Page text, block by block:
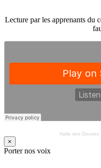
Lecture par les apprenants du
Halle des Douves·
×
Porter nos voix